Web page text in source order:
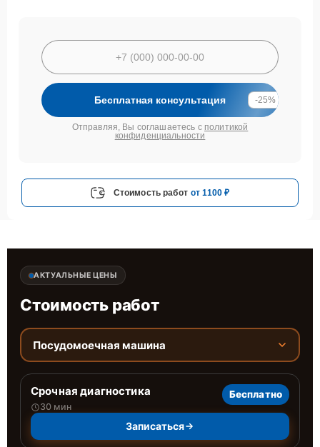
Бесплатная консультация -25%
Отправляя, Вы соглашаетесь с политикой
конфиденциальности
Стоимость работ от 1100 ₽
АКТУАЛЬНЫЕ ЦЕНЫ
Стоимость работ
Посудомоечная машина
Срочная диагностика
30 мин
Бесплатно
Записаться